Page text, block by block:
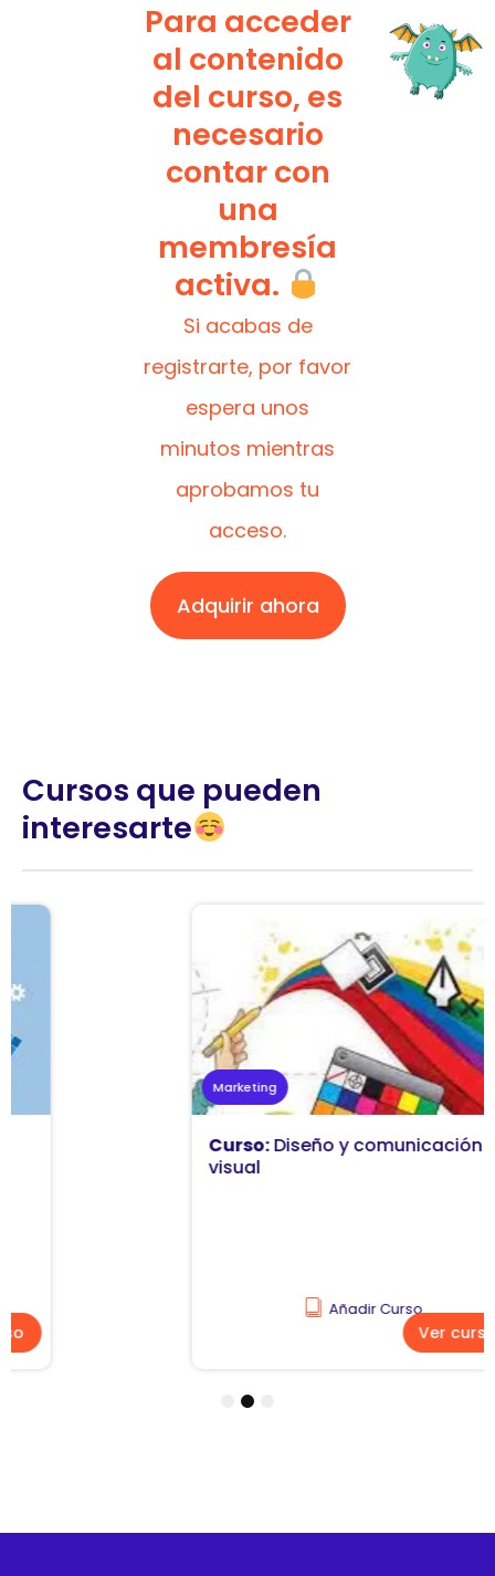
Para acceder
al contenido
del curso, es
necesario
contar con
una
membresía
activa.
Si acabas de
registrarte, por favor
espera unos
minutos mientras
aprobamos tu
acceso.
Adquirir ahora
Cursos que pueden
interesarte
Diseño y comunicación
Añadir Curso